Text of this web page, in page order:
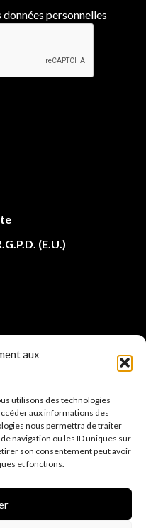
aux
utilisons des technologies
aux informations des
nous permettra de traiter
navigation ou les ID uniques sur
son consentement peut avoir
et fonctions.
données personnelles
(E.U.)